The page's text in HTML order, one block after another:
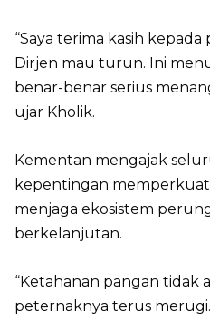
“Saya terima kasih
Dirjen mau turun. Ini
benar-benar serius
ujar Kholik.
Kementan mengajak
kepentingan memperkuat
menjaga ekosistem
berkelanjutan.
“Ketahanan pangan tidak
peternaknya terus